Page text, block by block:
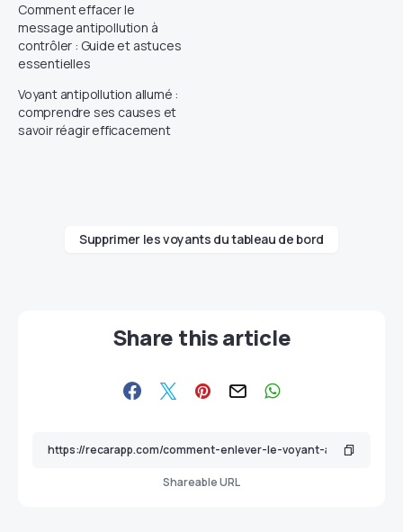
Comment effacer le
message antipollution à
contrôler : Guide et astuces
essentielles
Voyant antipollution allumé :
comprendre ses causes et
savoir réagir efficacement
Supprimer les voyants du tableau de bord
Share this article
Shareable URL